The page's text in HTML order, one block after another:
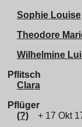
Sophie Louise
Theodore
Wilhelmine
Pflitsch
Clara
Pflüger
(?)
+ 17 Okt